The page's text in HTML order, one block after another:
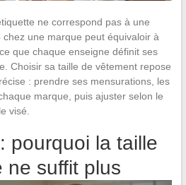
ne correspond pas à une
une marque peut équivaloir à
que chaque enseigne définit ses
Choisir sa taille de vêtement repose
: prendre ses mensurations, les
marque, puis ajuster selon le
visé.
pourquoi la taille
ne suffit plus